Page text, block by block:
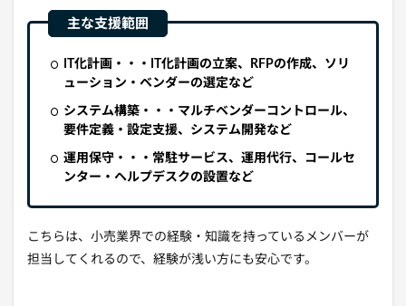
IT化計画・・・IT化計画の立案、RFPの作成、ソリ
ューション・ベンダーの選定など
システム構築・・・マルチベンダーコントロール、
要件定義・設定支援、システム開発など
運用保守・・・常駐サービス、運用代行、コールセ
ンター・ヘルプデスクの設置など
こちらは、小売業界での経験・知識を持っているメンバーが
担当してくれるので、経験が浅い方にも安心です。